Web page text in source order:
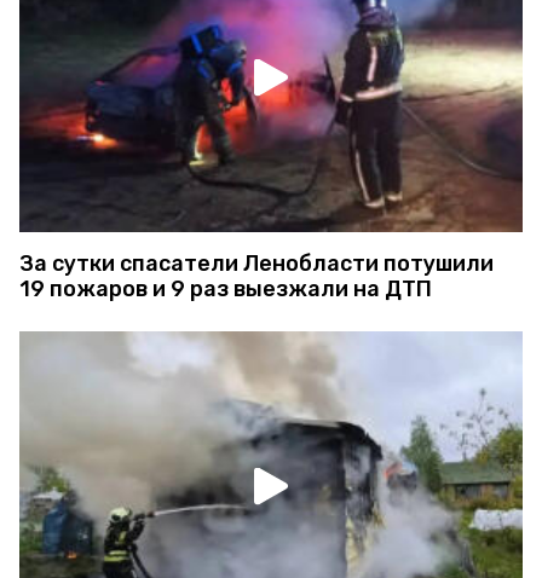
За сутки спасатели Ленобласти потушили
19 пожаров и 9 раз выезжали на ДТП